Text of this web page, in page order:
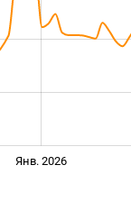
Янв. 2026